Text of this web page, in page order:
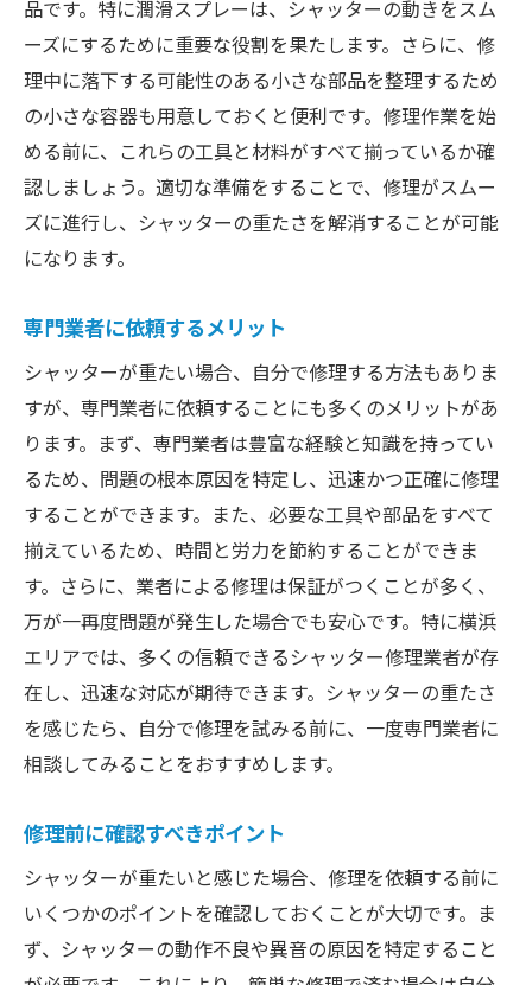
簡単な修理対策の実践方法
専門業者に依頼するタイミング
修理前に確認すべき重要ポイント
修理費用を抑えるコツ
修理後の定期的な点検の重要性
シャッターが重たくなる原因と横浜での修理ス
テップ
劣化部品の特定方法
修理作業の具体的なステップ
修理にかかる時間と費用の目安
専門業者が行う詳細な修理方法
修理後のトラブル防止方法
横浜でシャッターが重たい時に頼りになる修理
信頼できる業者の特徴とは
地元で評判の高い修理業者の紹介
業者選びで注意すべきポイント
費用対効果の高い業者選び
修理後のフォローアップサービス
品です。特に潤滑スプレーは、シャッターの動きをスム
ーズにするために重要な役割を果たします。さらに、修
理中に落下する可能性のある小さな部品を整理するため
の小さな容器も用意しておくと便利です。修理作業を始
める前に、これらの工具と材料がすべて揃っているか確
認しましょう。適切な準備をすることで、修理がスムー
ズに進行し、シャッターの重たさを解消することが可能
になります。
専門業者に依頼するメリット
シャッターが重たい場合、自分で修理する方法もありま
すが、専門業者に依頼することにも多くのメリットがあ
ります。まず、専門業者は豊富な経験と知識を持ってい
るため、問題の根本原因を特定し、迅速かつ正確に修理
することができます。また、必要な工具や部品をすべて
揃えているため、時間と労力を節約することができま
す。さらに、業者による修理は保証がつくことが多く、
万が一再度問題が発生した場合でも安心です。特に横浜
エリアでは、多くの信頼できるシャッター修理業者が存
在し、迅速な対応が期待できます。シャッターの重たさ
を感じたら、自分で修理を試みる前に、一度専門業者に
相談してみることをおすすめします。
修理前に確認すべきポイント
シャッターが重たいと感じた場合、修理を依頼する前に
いくつかのポイントを確認しておくことが大切です。ま
ず、シャッターの動作不良や異音の原因を特定すること